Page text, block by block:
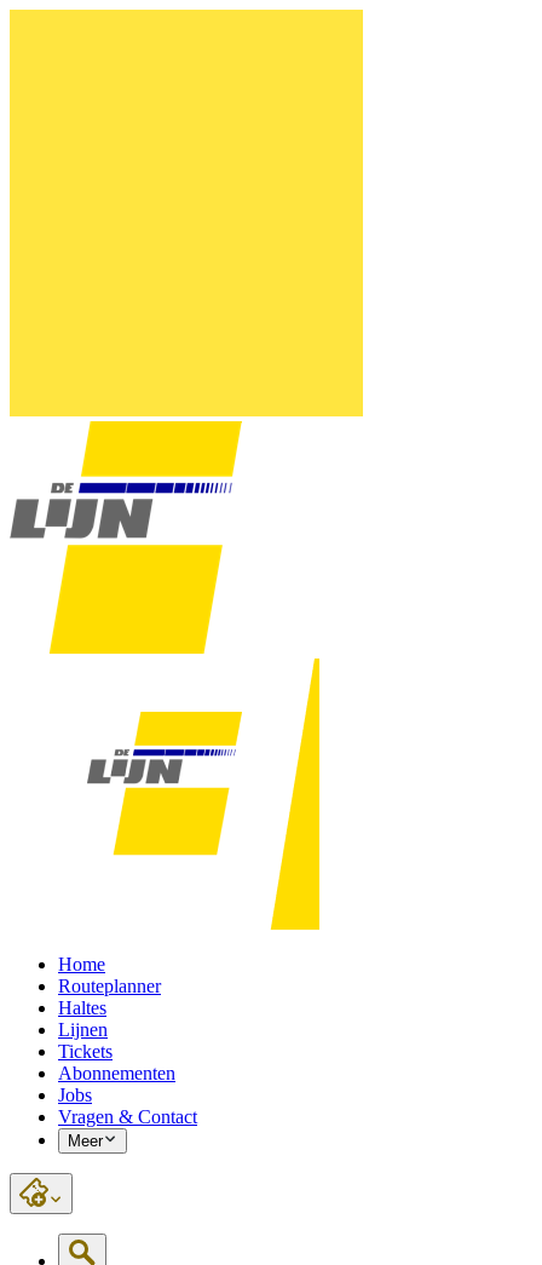
Home
Routeplanner
Haltes
Lijnen
Tickets
Abonnementen
Jobs
Vragen & Contact
Meer